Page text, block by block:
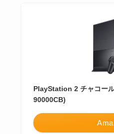
PlayStation 2 チャコー
90000CB)